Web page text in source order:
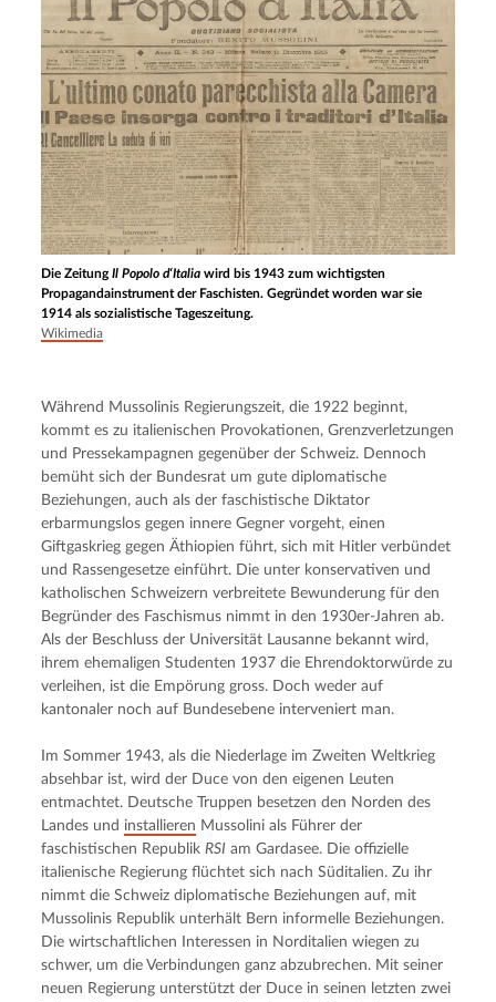
Die ZeitungIl Popolo d‘Italia wird bis 1943 zum wichtigsten
Propagandainstrument der Faschisten. Gegründet worden war sie
1914 als sozialistische Tageszeitung.
Wikimedia
Während Mussolinis Regierungszeit, die 1922 beginnt,
kommt es zu italienischen Provokationen, Grenzverletzungen
und Pressekampagnen gegenüber der Schweiz. Dennoch
bemüht sich der Bundesrat um gute diplomatische
Beziehungen, auch als der faschistische Diktator
erbarmungslos gegen innere Gegner vorgeht, einen
Giftgaskrieg gegen Äthiopien führt, sich mit Hitler verbündet
und Rassengesetze einführt. Die unter konservativen und
katholischen Schweizern verbreitete Bewunderung für den
Begründer des Faschismus nimmt in den 1930er-Jahren ab.
Als der Beschluss der Universität Lausanne bekannt wird,
ihrem ehemaligen Studenten 1937 die Ehrendoktorwürde zu
verleihen, ist die Empörung gross. Doch weder auf
kantonaler noch auf Bundesebene interveniert man.
Im Sommer 1943, als die Niederlage im Zweiten Weltkrieg
absehbar ist, wird der Duce von den eigenen Leuten
entmachtet. Deutsche Truppen besetzen den Norden des
Landes und installieren Mussolini als Führer der
faschistischen Republik RSI am Gardasee. Die offizielle
italienische Regierung flüchtet sich nach Süditalien. Zu ihr
nimmt die Schweiz diplomatische Beziehungen auf, mit
Mussolinis Republik unterhält Bern informelle Beziehungen.
Die wirtschaftlichen Interessen in Norditalien wiegen zu
schwer, um die Verbindungen ganz abzubrechen. Mit seiner
neuen Regierung unterstützt der Duce in seinen letzten zwei